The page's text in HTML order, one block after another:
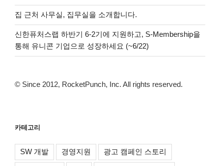
집 근처 사무실, 집무실을 소개합니다.
신한퓨처스랩 하반기 6-2기에 지원하고, S-Membership을
통해 유니콘 기업으로 성장하세요 (~6/22)
© Since 2012, RocketPunch, Inc. All rights reserved.
카테고리
SW 개발 경영지원 광고 캠페인 스토리